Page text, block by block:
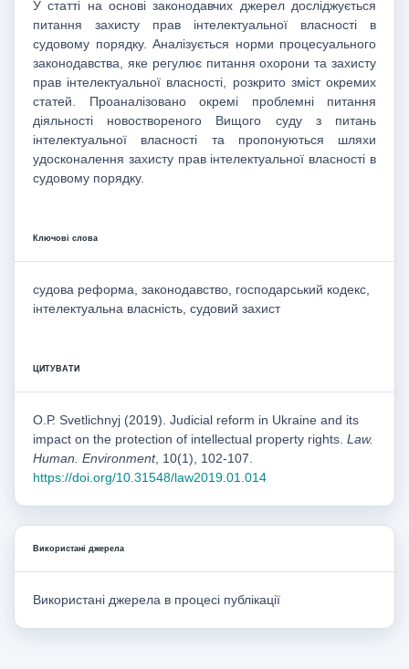
У статті на основі законодавчих джерел досліджується
питання захисту прав інтелектуальної власності в
судовому порядку. Аналізується норми процесуального
законодавства, яке регулює питання охорони та захисту
прав інтелектуальної власності, розкрито зміст окремих
статей. Проаналізовано окремі проблемні питання
діяльності новоствореного Вищого суду з питань
інтелектуальної власності та пропонуються шляхи
удосконалення захисту прав інтелектуальної власності в
судовому порядку.
Ключові слова
судова реформа, законодавство, господарський кодекс,
інтелектуальна власність, судовий захист
ЦИТУВАТИ
O.Р. Svetlichnyj (2019). Judicial reform in Ukraine and its
impact on the protection of intellectual property rights. Law.
Human. Environment, 10(1), 102-107.
https://doi.org/10.31548/law2019.01.014
Використані джерела
Використані джерела в процесі публікації